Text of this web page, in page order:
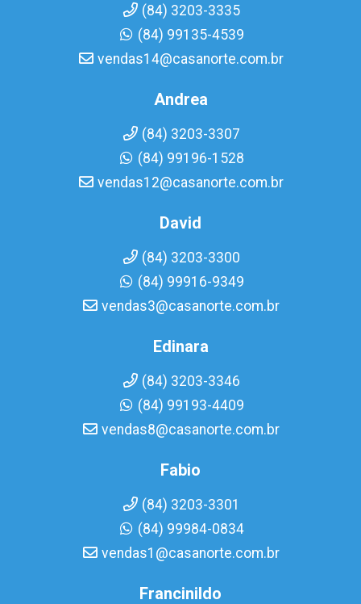
(84) 3203-3335
(84) 99135-4539
vendas14@casanorte.com.br
Andrea
(84) 3203-3307
(84) 99196-1528
vendas12@casanorte.com.br
David
(84) 3203-3300
(84) 99916-9349
vendas3@casanorte.com.br
Edinara
(84) 3203-3346
(84) 99193-4409
vendas8@casanorte.com.br
Fabio
(84) 3203-3301
(84) 99984-0834
vendas1@casanorte.com.br
Francinildo